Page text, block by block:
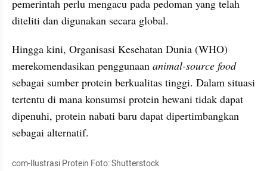
pemerintah perlu mengacu pada pedoman yang telah
diteliti dan digunakan secara global.
Hingga kini, Organisasi Kesehatan Dunia (WHO)
merekomendasikan penggunaan animal-source food
sebagai sumber protein berkualitas tinggi. Dalam situasi
tertentu di mana konsumsi protein hewani tidak dapat
dipenuhi, protein nabati baru dapat dipertimbangkan
sebagai alternatif.
com-Ilustrasi Protein Foto: Shutterstock